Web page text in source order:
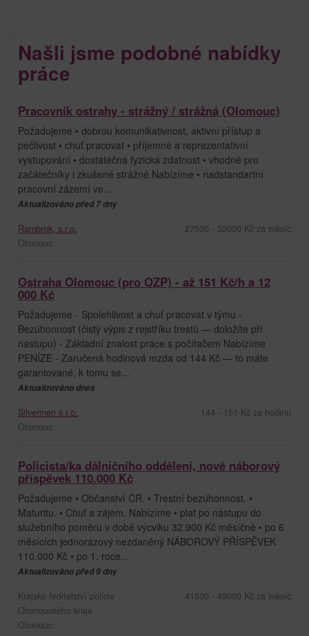
Našli jsme podobné nabídky
práce
Pracovník ostrahy - strážný / strážná (Olomouc)
Požadujeme • dobrou komunikativnost, aktivní přístup a
pečlivost • chuť pracovat • příjemné a reprezentativní
vystupování • dostatečná fyzická zdatnost • vhodné pro
začátečníky i zkušené strážné Nabízíme • nadstandartní
pracovní zázemí ve...
Aktualizováno před 7 dny
Rambrok, s.r.o.
Olomouc
27500 - 32000 Kč za měsíc
Ostraha Olomouc (pro OZP) - až 151 Kč/h a 12
000 Kč
Požadujeme - Spolehlivost a chuť pracovat v týmu -
Bezúhonnost (čistý výpis z rejstříku trestů — doložíte při
nástupu) - Základní znalost práce s počítačem Nabízíme
PENÍZE - Zaručená hodinová mzda od 144 Kč — to máte
garantované, k tomu se...
Aktualizováno dnes
Silvermen s.r.o.
Olomouc
144 - 151 Kč za hodinu
Policista/ka dálničního oddělení, nově náborový
příspěvek 110.000 Kč
Požadujeme • Občanství ČR. • Trestní bezúhonnost. •
Maturitu. • Chuť a zájem. Nabízíme • plat po nástupu do
služebního poměru v době výcviku 32.900 Kč měsíčně • po 6
měsících jednorázový nezdaněný NÁBOROVÝ PŘÍSPĚVEK
110.000 Kč • po 1. roce...
Aktualizováno před 9 dny
Krajské ředitelství policie
Olomouckého kraje
Olomouc
41500 - 49000 Kč za měsíc